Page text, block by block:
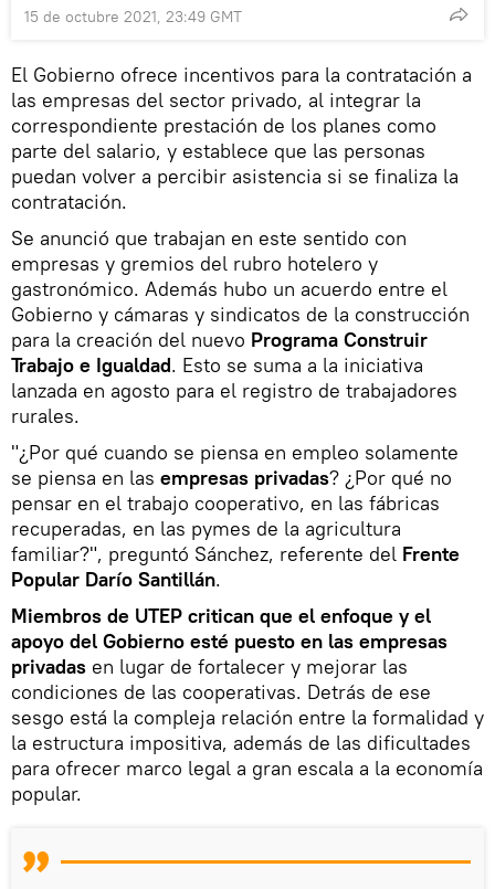
15 de octubre 2021, 23:49 GMT
El Gobierno ofrece incentivos para la contratación a
las empresas del sector privado, al integrar la
correspondiente prestación de los planes como
parte del salario, y establece que las personas
puedan volver a percibir asistencia si se finaliza la
contratación.
Se anunció que trabajan en este sentido con
empresas y gremios del rubro hotelero y
gastronómico. Además hubo un acuerdo entre el
Gobierno y cámaras y sindicatos de la construcción
para la creación del nuevo Programa Construir
Trabajo e Igualdad. Esto se suma a la iniciativa
lanzada en agosto para el registro de trabajadores
rurales.
"¿Por qué cuando se piensa en empleo solamente
se piensa en las empresas privadas? ¿Por qué no
pensar en el trabajo cooperativo, en las fábricas
recuperadas, en las pymes de la agricultura
familiar?", preguntó Sánchez, referente del Frente
Popular Darío Santillán.
Miembros de UTEP critican que el enfoque y el
apoyo del Gobierno esté puesto en las empresas
privadas en lugar de fortalecer y mejorar las
condiciones de las cooperativas. Detrás de ese
sesgo está la compleja relación entre la formalidad y
la estructura impositiva, además de las dificultades
para ofrecer marco legal a gran escala a la economía
popular.